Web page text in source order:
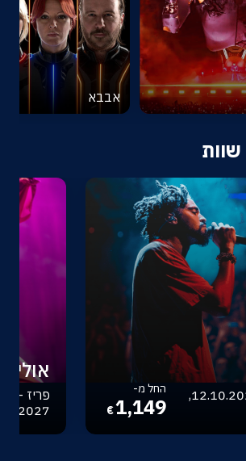
אבבא
אמסטרדם - 12.10.2026,
החל מ-
1,149
€